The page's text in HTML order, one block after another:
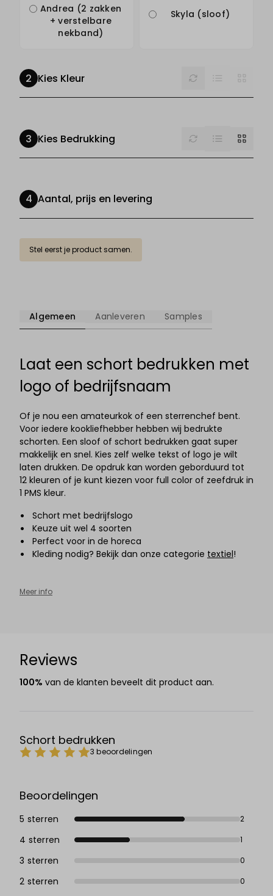
Andrea (2 zakken
+ verstelbare
nekband)
Skyla (sloof)
Kies Kleur Reset List
Kies Bedrukking Reset List Grid
Aantal, prijs en levering
Stel eerst je product samen.
Algemeen Aanleveren Samples
Laat een schort bedrukken met
logo of bedrijfsnaam
Of je nou een amateurkok of een sterrenchef bent.
Voor iedere kookliefhebber hebben wij bedrukte
schorten. Een sloof of schort bedrukken gaat super
makkelijk en snel. Kies zelf welke tekst of logo je wilt
laten drukken. De opdruk kan worden geborduurd tot
12 kleuren of je kunt kiezen voor full color of zeefdruk in
1 PMS kleur.
Schort met bedrijfslogo
Keuze uit wel 4 soorten
Perfect voor in de horeca
Kleding nodig? Bekijk dan onze categorie textiel!
Meer info
Reviews
100% van de klanten beveelt dit product aan.
Schort bedrukken
3 beoordelingen
Beoordelingen
5 sterren 2
4 sterren 1
3 sterren 0
2 sterren 0